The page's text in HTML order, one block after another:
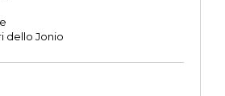
dello Jonio